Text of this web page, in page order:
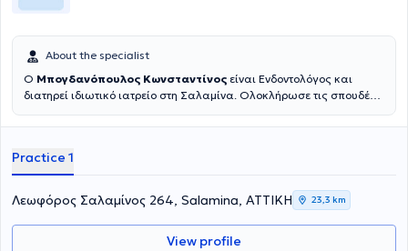
About the specialist
Ο Μπογδανόπουλος Κωνσταντίνος είναι Ενδοντολόγος και
διατηρεί ιδιωτικό ιατρείο στη Σαλαμίνα. Ολοκλήρωσε τις σπουδές
και στη συνέχεια εργάστηκε για μια δεκαετία στην Πάτρα απ' όπου
Πανεπιστήμιο της Νέας Υόρκης όπου και έλαβε την ειδικότητά του
στην Ενδοδοντολογία, το οποίο Πανεπιστήμιο ιδρύθηκε το 1926 και
είναι η παλαιότερη σχολή στις ΗΠΑ. Επιπλέον έχει παρακολουθήσει
πληθώρα σεμιναρίων και hands on courses. Έχει 25 χρόνια
εμπειρία σε ενδοδοντικα περιστατικά μεγάλου βαθμού δυσκολίας
όπως επαναλήψεις Ε.Θ. και αφαίρεσης σπασμένων εργαλείων
Practice 1
Λεωφόρος Σαλαμίνος 264, Salamina, ΑΤΤΙΚΗ 23,3 km
View profile